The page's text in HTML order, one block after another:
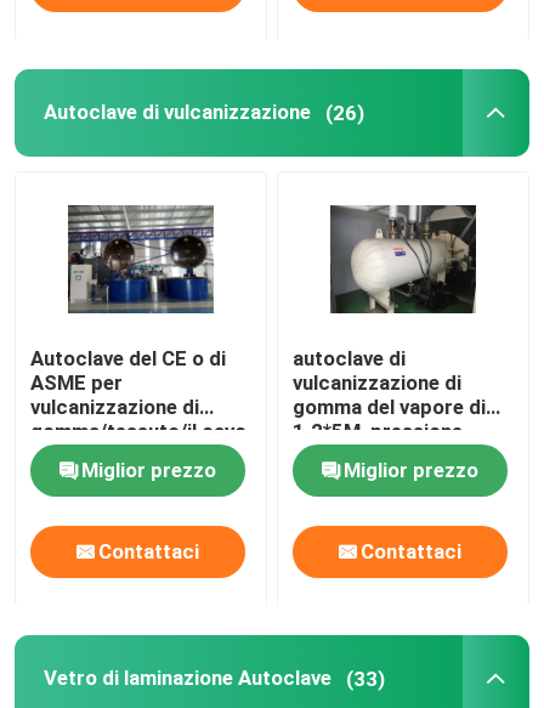
Autoclave di vulcanizzazione (26)
Autoclave del CE o di
ASME per
vulcanizzazione di
gomma/tessuto/il cavo
e le industrie di chimica
Miglior prezzo
Contattaci
autoclave di
vulcanizzazione di
gomma del vapore di
1.2*5M, pressione
idraulica dell'autoclave
industrialeMiglior prezzo
Contattaci
Vetro di laminazione Autoclave (33)